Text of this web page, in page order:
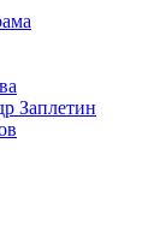
Заплетин